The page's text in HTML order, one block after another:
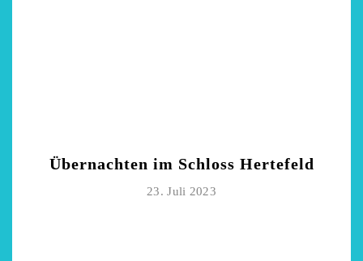
Übernachten im Schloss Hertefeld
23. Juli 2023